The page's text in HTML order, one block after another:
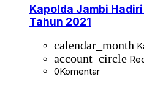
Kapolda Jambi
Tahun 2021
calendar_month
account_circle
0Komentar